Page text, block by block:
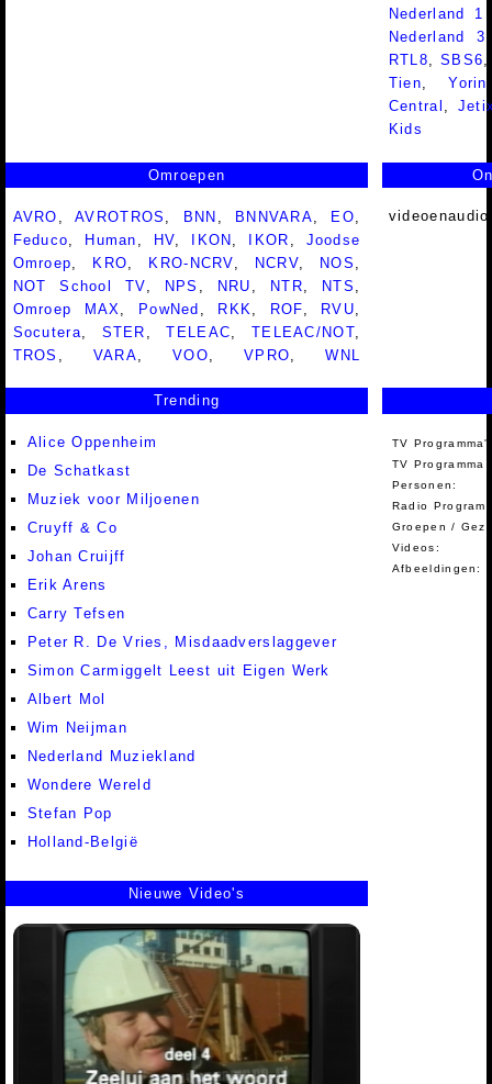
Nederland
Nederland
RTL8,SBS6
Tien,Yorin
Central ,
Kids
Omroepen
AVRO ,AVROTROS BNN BNNVARA EO
Feduco
Human HV IKON IKOR
Joodse
Omroep
KRO KRO-NCRV NCRV NOS
NOT School TV
NPS NRU NTR NTS
Omroep MAX
PowNed RKK ROF RVU
Socutera
STER ,TELEAC TELEAC/NOT
TROS
VARA ,VOO ,VPRO ,WNL
Trending
Alice Oppenheim
De Schatkast
Muziek voor Miljoenen
Cruyff & Co
Johan Cruijff
Erik Arens
Carry Tefsen
Peter R. De Vries, Misdaadverslaggever
Simon Carmiggelt Leest uit Eigen Werk
Albert Mol
Wim Neijman
Nederland Muziekland
Wondere Wereld
Stefan Pop
Holland-België
TV
TV Programma
Personen:
Radio
Groepen /
Videos:
Afbeeldingen:
Nieuwe Video's